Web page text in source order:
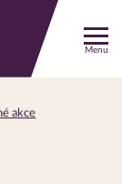
Menu
akce